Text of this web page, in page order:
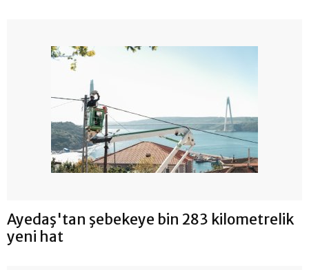
Ayedaş'tan şebekeye bin 283 kilometrelik
yeni hat